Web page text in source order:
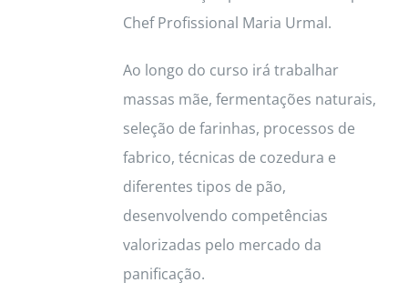
Chef Profissional Maria Urmal.
Ao longo do curso irá trabalhar
massas mãe, fermentações naturais,
seleção de farinhas, processos de
fabrico, técnicas de cozedura e
diferentes tipos de pão,
desenvolvendo competências
valorizadas pelo mercado da
panificação.